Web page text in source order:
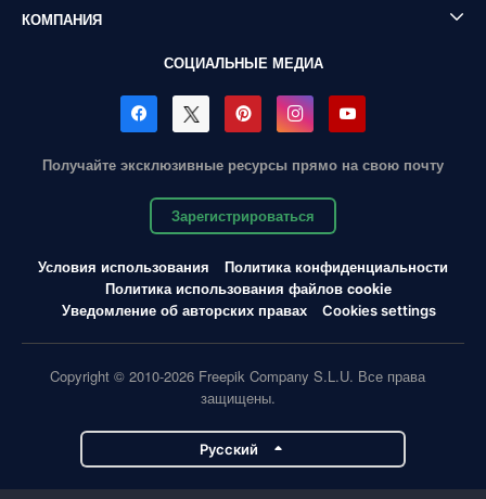
КОМПАНИЯ
СОЦИАЛЬНЫЕ МЕДИА
Получайте эксклюзивные ресурсы прямо на свою почту
Зарегистрироваться
Условия использования
Политика конфиденциальности
Политика использования файлов cookie
Уведомление об авторских правах
Cookies settings
Copyright © 2010-2026 Freepik Company S.L.U. Все права
защищены.
Pусский